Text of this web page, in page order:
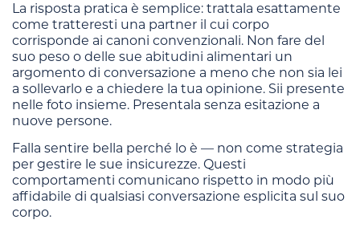
La risposta pratica è semplice: trattala esattamente
come tratteresti una partner il cui corpo
corrisponde ai canoni convenzionali. Non fare del
suo peso o delle sue abitudini alimentari un
argomento di conversazione a meno che non sia lei
a sollevarlo e a chiedere la tua opinione. Sii presente
nelle foto insieme. Presentala senza esitazione a
nuove persone.
Falla sentire bella perché lo è — non come strategia
per gestire le sue insicurezze. Questi
comportamenti comunicano rispetto in modo più
affidabile di qualsiasi conversazione esplicita sul suo
corpo.